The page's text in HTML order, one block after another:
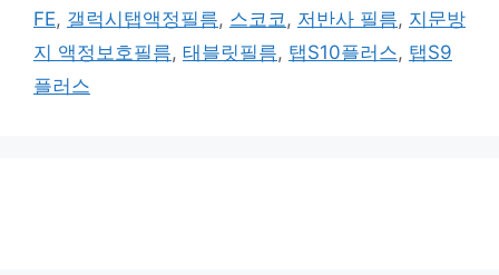
리
그
FE, 갤럭시탭액정필름, 스코코 , 저반사 필름, 지문방
지 액정보호필름, 태블릿필름, 탭S10플러스, 탭S9
플러스